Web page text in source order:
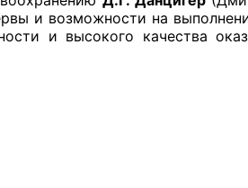
и возможности на
и высокого качества